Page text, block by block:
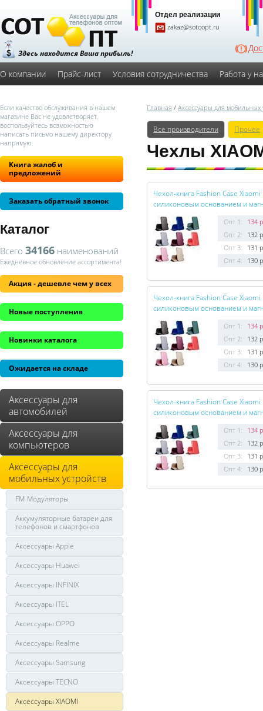
Здесь находится Ваша прибыль!
Отдел реализации
zakaz@sotoopt.ru
О компании Прайс-лист Условия сотрудничества Работа у
Если качество обслуживания в нашем
магазине Вас не удовлетворяет,
воспользуйтесь возможностью
написать письмо нашему директору
напрямую.
Книга жалоб и
предложений
Заказать обратный звонок
Каталог
Всего 34166 наименований
Ежедневное обновление ассортимента!
Акция - дешевле чем у всех
Новые поступления
Новинки каталога
Ожидается на складе
Аксессуары для
автомобилей
Аксессуары для
компьютеров
Аксессуары для
мобильных устройств
FM-Модуляторы
Аккумуляторные батареи для
телефонов и смартфонов
Аксессуары Apple
Аксессуары Huawei
Аксессуары INFINIX
Аксессуары ITEL
Аксессуары OPPO
Аксессуары Realme
Аксессуары Samsung
Аксессуары TECNO
Аксессуары XIAOMI
Главная / Аксессуары для мобильных
Все производители Прочее
Чехлы
Чехол-книга Fashion Case
силиконовым основанием и
Опт 1:
134
Опт 2:
132
Опт 3:
131
Опт 4:
130
Чехол-книга Fashion Case
силиконовым основанием и
Опт 1:
134
Опт 2:
132
Опт 3:
131
Опт 4:
130
Чехол-книга Fashion Case
силиконовым основанием и
Опт 1:
134
Опт 2:
132
Опт 3:
131
Опт 4:
130